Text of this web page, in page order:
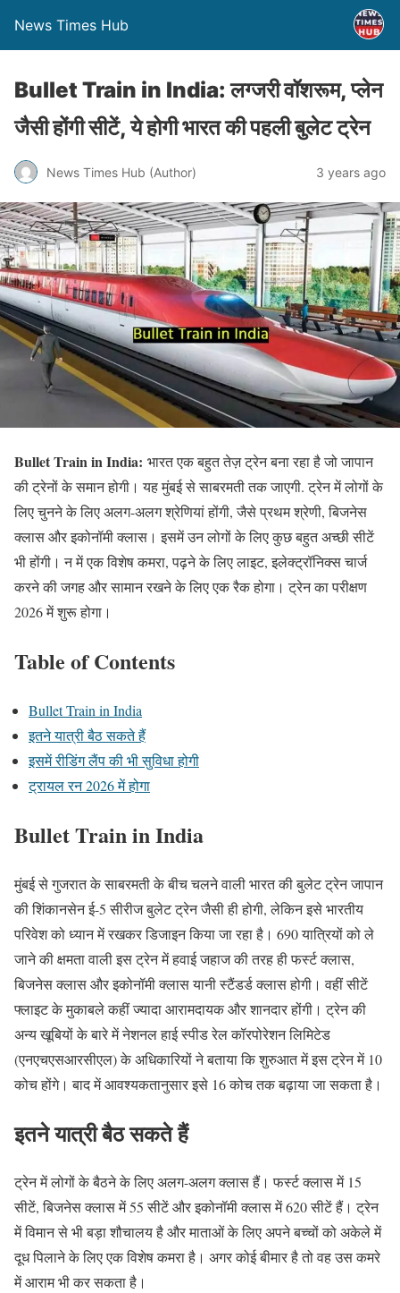
News Times Hub
Bullet Train in India: लग्जरी वॉशरूम, प्लेन
जैसी होंगी सीटें, ये होगी भारत की पहली बुलेट ट्रेन
News Times Hub (Author) 3 years ago
Bullet Train in India: भारत एक बहुत तेज़ ट्रेन बना रहा है जो जापान
की ट्रेनों के समान होगी। यह मुंबई से साबरमती तक जाएगी. ट्रेन में लोगों के
लिए चुनने के लिए अलग-अलग श्रेणियां होंगी, जैसे प्रथम श्रेणी, बिजनेस
क्लास और इकोनॉमी क्लास। इसमें उन लोगों के लिए कुछ बहुत अच्छी सीटें
भी होंगी। न में एक विशेष कमरा, पढ़ने के लिए लाइट, इलेक्ट्रॉनिक्स चार्ज
करने की जगह और सामान रखने के लिए एक रैक होगा। ट्रेन का परीक्षण
2026 में शुरू होगा।
Table of Contents
Bullet Train in India
इतने यात्री बैठ सकते हैं
इसमें रीडिंग लैंप की भी सुविधा होगी
ट्रायल रन 2026 में होगा
Bullet Train in India
मुंबई से गुजरात के साबरमती के बीच चलने वाली भारत की बुलेट ट्रेन जापान
की शिंकानसेन ई-5 सीरीज बुलेट ट्रेन जैसी ही होगी, लेकिन इसे भारतीय
परिवेश को ध्यान में रखकर डिजाइन किया जा रहा है। 690 यात्रियों को ले
जाने की क्षमता वाली इस ट्रेन में हवाई जहाज की तरह ही फर्स्ट क्लास,
बिजनेस क्लास और इकोनॉमी क्लास यानी स्टैंडर्ड क्लास होगी। वहीं सीटें
फ्लाइट के मुकाबले कहीं ज्यादा आरामदायक और शानदार होंगी। ट्रेन की
अन्य खूबियों के बारे में नेशनल हाई स्पीड रेल कॉरपोरेशन लिमिटेड
(एनएचएसआरसीएल) के अधिकारियों ने बताया कि शुरुआत में इस ट्रेन में 10
कोच होंगे। बाद में आवश्यकतानुसार इसे 16 कोच तक बढ़ाया जा सकता है।
इतने यात्री बैठ सकते हैं
ट्रेन में लोगों के बैठने के लिए अलग-अलग क्लास हैं। फर्स्ट क्लास में 15
सीटें, बिजनेस क्लास में 55 सीटें और इकोनॉमी क्लास में 620 सीटें हैं। ट्रेन
में विमान से भी बड़ा शौचालय है और माताओं के लिए अपने बच्चों को अकेले में
दूध पिलाने के लिए एक विशेष कमरा है। अगर कोई बीमार है तो वह उस कमरे
में आराम भी कर सकता है।